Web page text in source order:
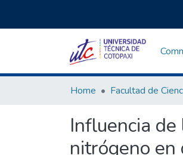
Home
Influencia
nitrógeno en